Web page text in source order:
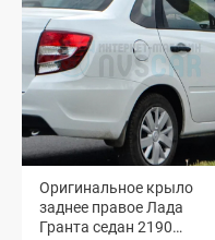
Оригинальное крыло
заднее правое Лада
Гранта седан 2190